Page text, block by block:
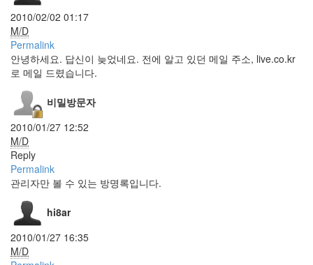
2010/02/02 01:17
M/D
Permalink
안녕하세요. 답신이 늦었네요. 전에 알고 있던 메일 주소, live.co.kr
로 메일 드렸습니다.
비밀방문자
2010/01/27 12:52
M/D
Reply
Permalink
관리자만 볼 수 있는 방명록입니다.
hi8ar
2010/01/27 16:35
M/D
같
은
이
세
상
HTML
SharedShell
야
선
물
Tip
안
티